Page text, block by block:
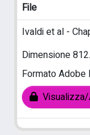
File
Ivaldi et al -
Dimensione
Formato Adobe